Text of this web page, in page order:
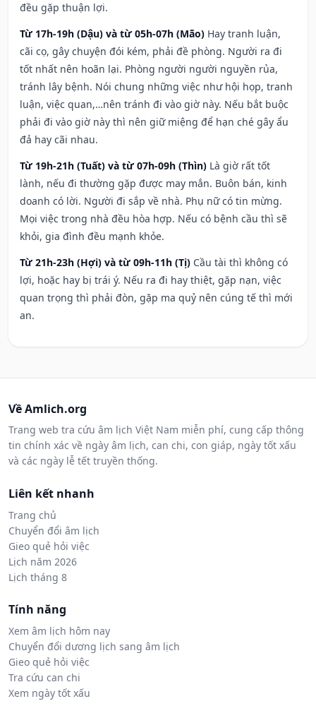
đều gặp thuận lợi.
Từ 17h-19h (Dậu) và từ 05h-07h (Mão) Hay tranh luận,
cãi cọ, gây chuyện đói kém, phải đề phòng. Người ra đi
tốt nhất nên hoãn lại. Phòng người người nguyền rủa,
tránh lây bệnh. Nói chung những việc như hội họp, tranh
luận, việc quan,…nên tránh đi vào giờ này. Nếu bắt buộc
phải đi vào giờ này thì nên giữ miệng để hạn ché gây ẩu
đả hay cãi nhau.
Từ 19h-21h (Tuất) và từ 07h-09h (Thìn) Là giờ rất tốt
lành, nếu đi thường gặp được may mắn. Buôn bán, kinh
doanh có lời. Người đi sắp về nhà. Phụ nữ có tin mừng.
Mọi việc trong nhà đều hòa hợp. Nếu có bệnh cầu thì sẽ
khỏi, gia đình đều mạnh khỏe.
Từ 21h-23h (Hợi) và từ 09h-11h (Tị) Cầu tài thì không có
lợi, hoặc hay bị trái ý. Nếu ra đi hay thiệt, gặp nạn, việc
quan trọng thì phải đòn, gặp ma quỷ nên cúng tế thì mới
an.
Về Amlich.org
Trang web tra cứu âm lịch Việt Nam miễn phí, cung cấp thông
tin chính xác về ngày âm lịch, can chi, con giáp, ngày tốt xấu
và các ngày lễ tết truyền thống.
Liên kết nhanh
Trang chủ
Chuyển đổi âm lịch
Gieo quẻ hỏi việc
Lịch năm 2026
Lịch tháng 8
Tính năng
Xem âm lịch hôm nay
Chuyển đổi dương lịch sang âm lịch
Gieo quẻ hỏi việc
Tra cứu can chi
Xem ngày tốt xấu